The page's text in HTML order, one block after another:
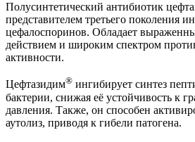
Полусинтетический антибиотик
представителем третьего поколения
цефалоспоринов. Обладает
действием и широким спектром
активности.
Цефтазидим® ингибирует синтез
бактерии, снижая её устойчивость к
давления. Также, он способен
аутолиз, приводя к гибели патогена.